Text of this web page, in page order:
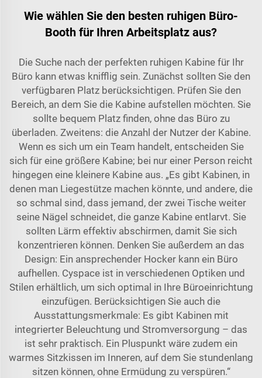
Wie wählen Sie den besten ruhigen Büro-
Booth für Ihren Arbeitsplatz aus?
Die Suche nach der perfekten ruhigen Kabine für Ihr
Büro kann etwas knifflig sein. Zunächst sollten Sie den
verfügbaren Platz berücksichtigen. Prüfen Sie den
Bereich, an dem Sie die Kabine aufstellen möchten. Sie
sollte bequem Platz finden, ohne das Büro zu
überladen. Zweitens: die Anzahl der Nutzer der Kabine.
Wenn es sich um ein Team handelt, entscheiden Sie
sich für eine größere Kabine; bei nur einer Person reicht
hingegen eine kleinere Kabine aus. „Es gibt Kabinen, in
denen man Liegestütze machen könnte, und andere, die
so schmal sind, dass jemand, der zwei Tische weiter
seine Nägel schneidet, die ganze Kabine entlarvt. Sie
sollten Lärm effektiv abschirmen, damit Sie sich
konzentrieren können. Denken Sie außerdem an das
Design: Ein ansprechender Hocker kann ein Büro
aufhellen. Cyspace ist in verschiedenen Optiken und
Stilen erhältlich, um sich optimal in Ihre Büroeinrichtung
einzufügen. Berücksichtigen Sie auch die
Ausstattungsmerkmale: Es gibt Kabinen mit
integrierter Beleuchtung und Stromversorgung – das
ist sehr praktisch. Ein Pluspunkt wäre zudem ein
warmes Sitzkissen im Inneren, auf dem Sie stundenlang
sitzen können, ohne Ermüdung zu verspüren.“